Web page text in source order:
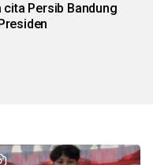
Persib Bandung